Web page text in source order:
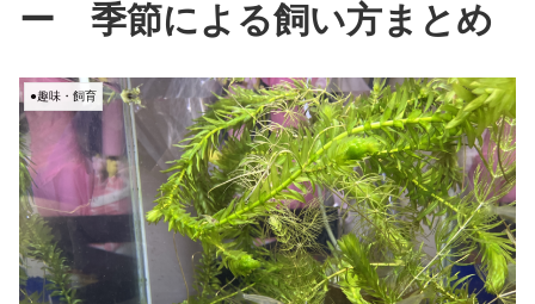
ー 季節による飼い方まとめ
●趣味・飼育